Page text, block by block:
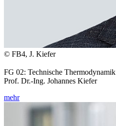
© FB4, J. Kiefer
FG 02: Technische Thermodynamik
Prof. Dr.-Ing. Johannes Kiefer
mehr